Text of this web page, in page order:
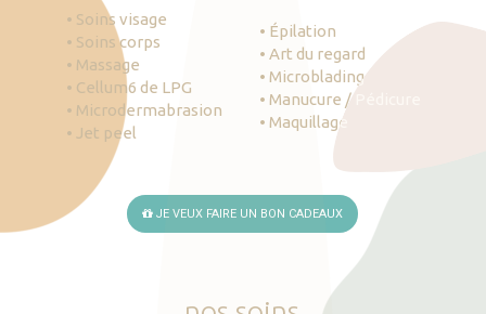
• Soins visage
• Soins corps
• Massage
• Cellum6 de LPG
• Microdermabrasion
• Jet peel
• Épilation
• Art du regard
• Microblading
• Manucure / Pédicure
• Maquillage
JE VEUX FAIRE UN BON CADEAUX